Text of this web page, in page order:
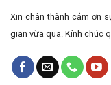
Xin chân thành cảm ơn
gian vừa qua. Kính chúc